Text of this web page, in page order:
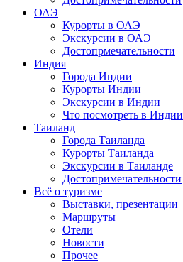
ОАЭ
Курорты в ОАЭ
Экскурсии в ОАЭ
Достопрмечательности
Индия
Города Индии
Курорты Индии
Экскурсии в Индии
Что посмотреть в Индии
Таиланд
Города Таиланда
Курорты Таиланда
Экскурсии в Таиланде
Достопримечательности
Всё о туризме
Выставки, презентации
Маршруты
Отели
Новости
Прочее